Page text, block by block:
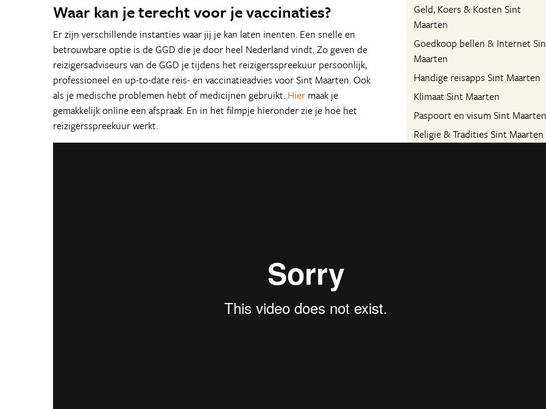
Geld, Koers & Kosten Sint
Maarten
Goedkoop bellen & Internet
Maarten
Handige reisapps Sint Maarten
Klimaat Sint Maarten
Paspoort en visum Sint Maarten
Religie & Tradities Sint Maarten
Waar kan je terecht voor je vaccinaties?
Er zijn verschillende instanties waar jij je kan laten inenten. Een snelle en
betrouwbare optie is de GGD die je door heel Nederland vindt. Zo geven de
reizigersadviseurs van de GGD je tijdens het reizigersspreekuur persoonlijk,
professioneel en up-to-date reis- en vaccinatieadvies voor Sint Maarten. Ook
als je medische problemen hebt of medicijnen gebruikt. Hier maak je
gemakkelijk online een afspraak. En in het filmpje hieronder zie je hoe het
reizigersspreekuur werkt.